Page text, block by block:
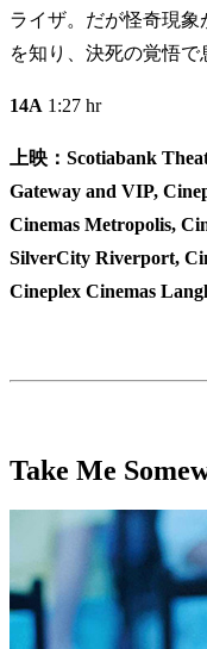
ライザ。だが怪奇現象
を知り、決死の覚悟で
14A 1:27 hr
上映：Scotiabank
Gateway and VIP,
Cinemas Metropolis,
SilverCity Riverport,
Cineplex Cinemas
Take Me